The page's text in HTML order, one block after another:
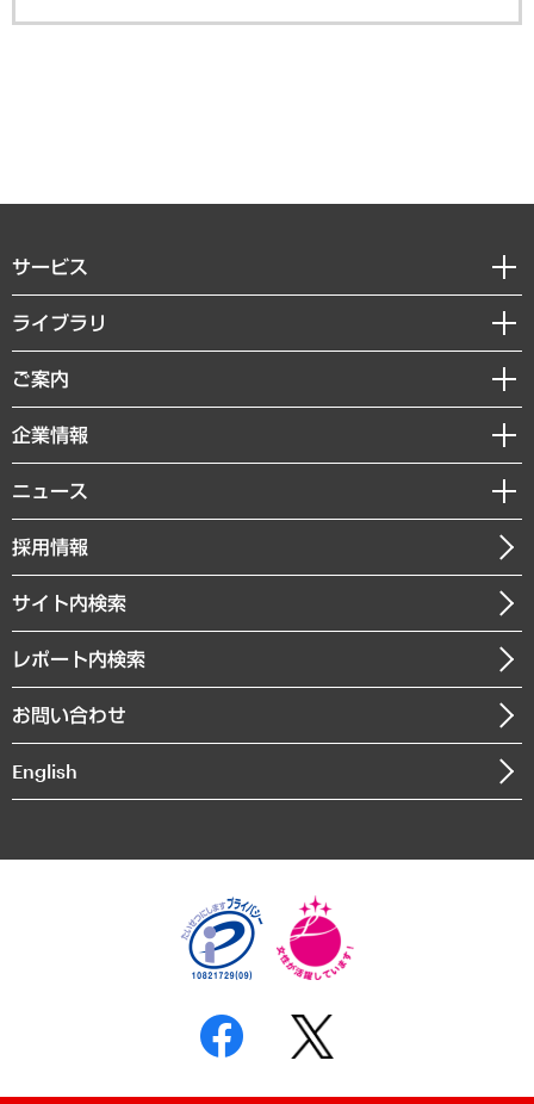
サービス
経営戦略
組織・人事戦略
デジタルイノベーション
共生・ダイバーシティ
GRC（ガバナンス・リスク・コンプライアンス）・防災（政策）
経済・産業・雇用・労働
まちづくり・観光・交通・スポーツ・スマートシティ
自然資源・農林水産業・食料システム
ライブラリ
経済調査
レポート
コラム
経営用語集
受託・受注実績（官公庁関連）
メディア掲載・出演
ご案内
セミナー・イベント情報
MUFGビジネスセミナー
受託案件情報
企業情報
私たちの想い
社長メッセージ
会社概要
沿革
組織図・本部部室紹介
インドネシア現地法人
個人情報保護方針
反社会的勢力に対する基本方針
書面による個人情報の開示等の請求の手続きについて
ニュース
ニュースリリース
お知らせ
採用情報
サイト内検索
レポート内検索
お問い合わせ
English